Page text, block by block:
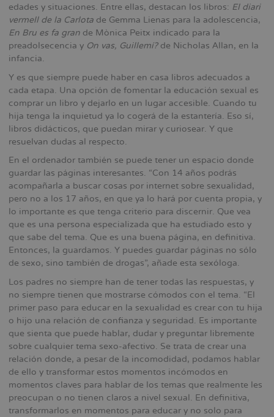
edades y situaciones. Entre ellas, destacan los libros: El diari
vermell de la Carlota de Gemma Lienas para la adolescencia,
En Bru es fa gran de Mònica Peitx indicado para la
preadolsecencia y On vas, Guillemí?de Nicholas Allan, en la
infancia.
Y es que siempre puede haber en casa libros adecuados a
cada etapa. Una opción de fomentar la educación sexual es
comprar un libro y dejarlo en un lugar accesible. Cuando tu
hija tenga la inquietud ya lo cogerá de la estantería. Eso sí,
libros didácticos, que puedan mirar y curiosear. Y que
resuelvan dudas al respecto.
En el ordenador también se puede tener un espacio donde
guardar las páginas interesantes. “Con 14 años podrás
acompañarla a buscar cosas por internet sobre sexualidad,
pero no a los 17 años, en que ya lo hará por cuenta propia, y
lo importante es que tenga criterio para discernir. Que vea
que es una persona especializada que ha estudiado esto y
que sabe del tema. Que es una buena página, en definitiva.
Entonces, la guardamos. Y puedes guardar páginas no sólo
de sexo, sino también de drogas”, añade esta sexóloga.
Los padres no siempre han de tener todas las respuestas, y
no siempre tienen que mostrarse cómodos con el tema. “El
primer paso para educar en la sexualidad es crear con tu hija
o hijo una relación de confianza y seguridad. Es importante
que sienta que puede hablar, dudar y preguntar libremente
sobre cualquier tema sexo-afectivo. Se trata de crear una
relación donde, a pesar de la incomodidad, podamos hablar
de ello y transformar estos momentos incómodos en
momentos claves para hablar de los temas que realmente les
preocupan o no tienen claros a nivel sexual. En definitiva,
transformarlos en momentos para educar y no solo para